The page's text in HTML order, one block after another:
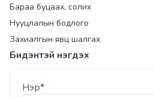
Бараа буцаах, солих
Нууцлалын бодлого
Захиалгын явц шалгах
Бидэнтэй нэгдэх
Нэр*